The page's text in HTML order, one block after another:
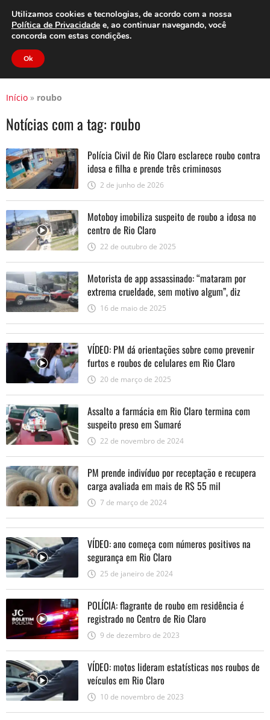
Clube do Assinante Área do Assinante
Início » roubo
Notícias com a tag: roubo
Polícia Civil de Rio Claro esclarece roubo contra
idosa e filha e prende três criminosos
2 de junho de 2026
Motoboy imobiliza suspeito de roubo a idosa no
centro de Rio Claro
22 de outubro de 2025
Motorista de app assassinado: “mataram por
extrema crueldade, sem motivo algum”, diz
Polícia Civil
16 de maio de 2025
VÍDEO: PM dá orientações sobre como prevenir
furtos e roubos de celulares em Rio Claro
20 de março de 2025
Assalto a farmácia em Rio Claro termina com
suspeito preso em Sumaré
22 de novembro de 2024
PM prende indivíduo por receptação e recupera
carga avaliada em mais de R$ 55 mil
7 de março de 2024
VÍDEO: ano começa com números positivos na
segurança em Rio Claro
25 de janeiro de 2024
POLÍCIA: flagrante de roubo em residência é
registrado no Centro de Rio Claro
9 de dezembro de 2023
VÍDEO: motos lideram estatísticas nos roubos de
veículos em Rio Claro
10 de novembro de 2023
Utilizamos cookies e tecnologias, de acordo com a nossa
Política de Privacidade e, ao continuar navegando, você
concorda com estas condições.
Ok